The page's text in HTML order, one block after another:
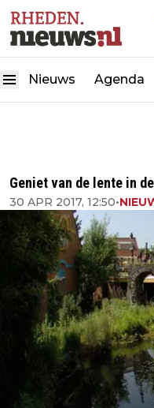
Nieuws Agenda
Geniet van de lente in
30 APR 2017, 12:50•